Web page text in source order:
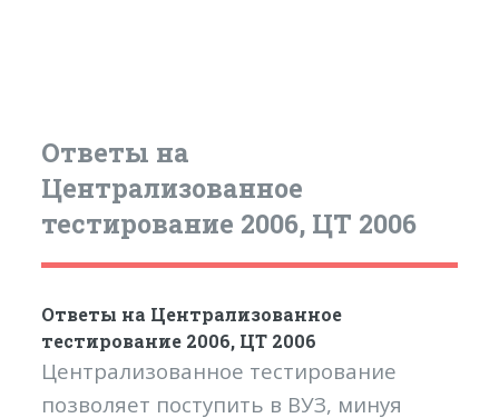
Ответы на
Централизованное
тестирование 2006, ЦТ 2006
Ответы на Централизованное
тестирование 2006, ЦТ 2006
Централизованное тестирование
позволяет поступить в ВУЗ, минуя